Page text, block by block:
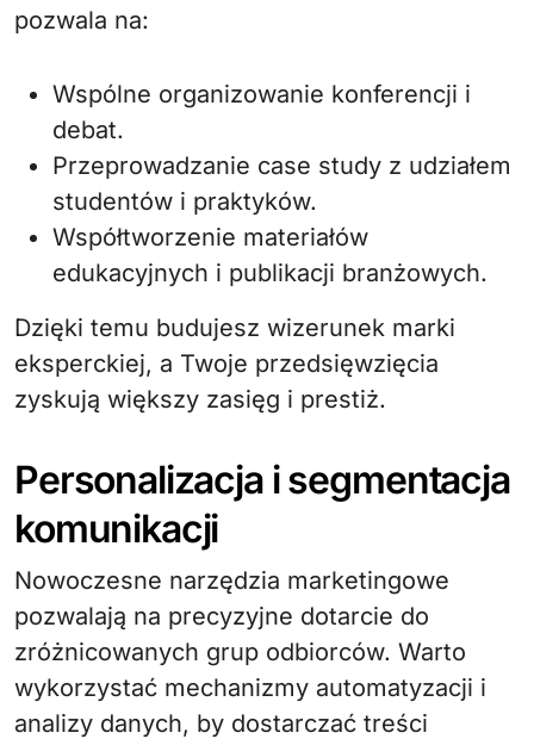
pozwala na:
Wspólne organizowanie konferencji i
debat.
Przeprowadzanie case study z udziałem
studentów i praktyków.
Współtworzenie materiałów
edukacyjnych i publikacji branżowych.
Dzięki temu budujesz wizerunek marki
eksperckiej, a Twoje przedsięwzięcia
zyskują większy zasięg i prestiż.
Personalizacja i segmentacja
komunikacji
Nowoczesne narzędzia marketingowe
pozwalają na precyzyjne dotarcie do
zróżnicowanych grup odbiorców. Warto
wykorzystać mechanizmy automatyzacji i
analizy danych, by dostarczać treści